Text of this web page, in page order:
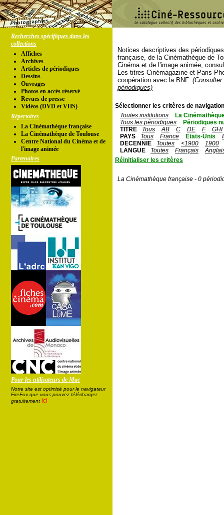
Recherches spécifiques dans les
collections
Affiches
Archives
Articles de périodiques
Dessins
Ouvrages
Photos en accés réservé
Revues de presse
Vidéos (DVD et VHS)
Répertoires
La Cinémathèque française
La Cinémathèque de Toulouse
Centre National du Cinéma et de
l'image animée
Partenaires
Pour les utilisateurs de Mac
Notre site est optimisé pour le navigateur
FireFox que vous pouvez télécharger
gratuitement ici
Notices descriptives des
française, de la Cinémathèque de
Cinéma et de l'image animée,
Les titres Cinémagazine et Paris-
coopération avec la BNF.
périodiques)
Sélectionner les critères de
Toutes institutions
La
Tous les périodiques
Périodiques
TITRE
Tous AB C DE F
GHI
PAYS
Tous France Etats-Unis
DECENNIE
Toutes <1900
1900
LANGUE
Toutes Français
Réinitialiser les critères
La Cinémathèque française - 0